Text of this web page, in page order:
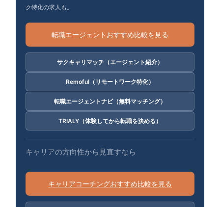
ク特化の求人も。
転職エージェントおすすめ比較を見る
サクキャリマッチ（エージェント紹介）
Remoful（リモートワーク特化）
転職エージェントナビ（無料マッチング）
TRIALY（体験してから転職を決める）
キャリアの方向性から見直すなら
キャリアコーチングおすすめ比較を見る